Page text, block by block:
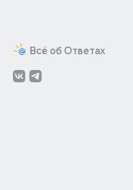
Всё об Ответах